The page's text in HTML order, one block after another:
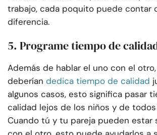
trabajo, cada poquito puede contar
diferencia.
5. Programe tiempo de
Además de hablar el uno con el
deberían dedica tiempo de calidad
algunos casos, esto significa pasar
calidad lejos de los niños y de
Cuando tú y tu pareja pueden estar